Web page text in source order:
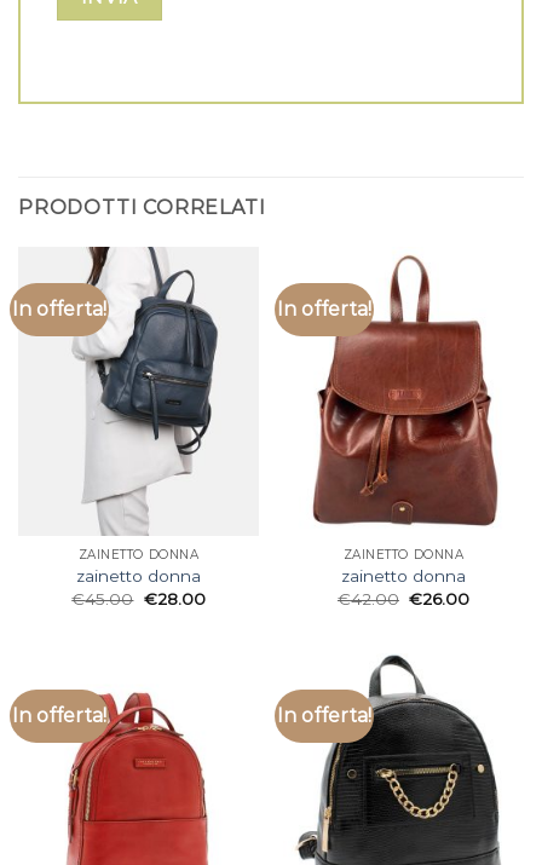
PRODOTTI CORRELATI
In offerta!
ZAINETTO DONNA
zainetto donna
€45.00 €28.00
In offerta!
ZAINETTO DONNA
zainetto donna
€42.00 €26.00
In offerta! In offerta!